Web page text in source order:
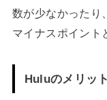
数が少なかったり
マイナスポイント
Huluのメリット